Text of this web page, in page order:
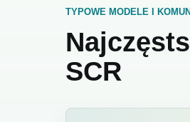
TYPOWE MODELE I
SCR